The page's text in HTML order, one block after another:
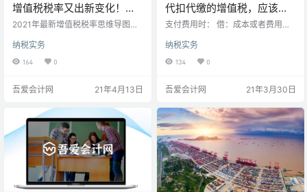
增值税税率又出新变化！
2021年最新最全税率表出炉
2021年最新增值税税率思维导图来
税税率更新 1%税率延长一年！ 202
1年3月23日 财政部 税务总局关于
延续实施应对疫情部分税费优惠政
1年第7号 ）：《财政部 税务总局关
政策的公告》（财政部 税务总局公
告2020年第13号）规定的税收优惠
政策，执行期限延长至2021年12月
31日。其中，自2021…
纳税实务
164 0
吾爱会计网 21年4月13日
代扣代缴的增值税，应该如
何做账务处理？
支付费用时： 借：成本或者费用应
贷：银行存款应交税费-代扣代缴增
值税 交税时： 借：应交税费-代扣
代缴增值税 贷：银行存款 需要注意
税额，应当具备书面合同、付款证
票。资料不全的，其进项税额不得
从销项税额中抵扣。 扩展资料： 为
方便企业填报，可根据实际情况采
取下列方式填报： (1)一般纳税人企
业，在实际操作中…
纳税实务
134 0
吾爱会计网 21年3月30日